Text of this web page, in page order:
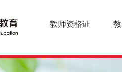
教师资格证